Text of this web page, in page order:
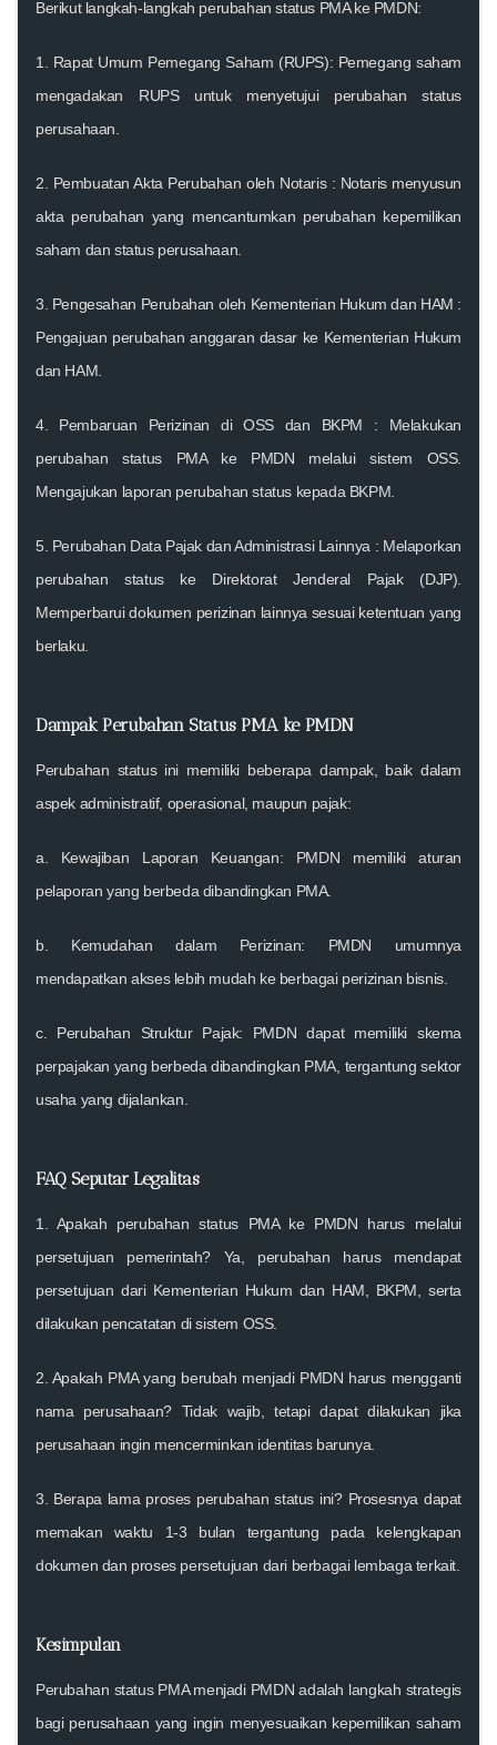
Berikut langkah-langkah perubahan status PMA ke PMDN:
1. Rapat Umum Pemegang Saham (RUPS): Pemegang saham
mengadakan RUPS untuk menyetujui perubahan status
perusahaan.
2. Pembuatan Akta Perubahan oleh Notaris: Notaris menyusun
akta perubahan yang mencantumkan perubahan kepemilikan
saham dan status perusahaan.
3. Pengesahan Perubahan oleh Kementerian Hukum dan HAM :
Pengajuan perubahan anggaran dasar ke Kementerian Hukum
dan HAM.
4. Pembaruan Perizinan di OSS dan BKPM : Melakukan
perubahan status PMA ke PMDN melalui sistem OSS.
Mengajukan laporan perubahan status kepada BKPM.
5. Perubahan Data Pajak dan Administrasi Lainnya : Melaporkan
perubahan status ke Direktorat Jenderal Pajak (DJP).
Memperbarui dokumen perizinan lainnya sesuai ketentuan yang
berlaku.
Dampak Perubahan Status PMA ke PMDN
Perubahan status ini memiliki beberapa dampak, baik dalam
aspek administratif, operasional, maupun pajak:
a. Kewajiban Laporan Keuangan: PMDN memiliki aturan
pelaporan yang berbeda dibandingkan PMA.
b. Kemudahan dalam Perizinan: PMDN umumnya
mendapatkan akses lebih mudah ke berbagai perizinan bisnis.
c. Perubahan Struktur Pajak: PMDN dapat memiliki skema
perpajakan yang berbeda dibandingkan PMA, tergantung sektor
usaha yang dijalankan.
FAQ Seputar Legalitas
1. Apakah perubahan status PMA ke PMDN harus melalui
persetujuan pemerintah?Ya, perubahan harus mendapat
persetujuan dari Kementerian Hukum dan HAM, BKPM, serta
dilakukan pencatatan di sistem OSS.
2. Apakah PMA yang berubah menjadi PMDN harus mengganti
nama perusahaan?Tidak wajib, tetapi dapat dilakukan jika
perusahaan ingin mencerminkan identitas barunya.
3. Berapa lama proses perubahan status ini?Prosesnya dapat
memakan waktu 1-3 bulan tergantung pada kelengkapan
dokumen dan proses persetujuan dari berbagai lembaga terkait.
Kesimpulan
Perubahan status PMA menjadi PMDN adalah langkah strategis
bagi perusahaan yang ingin menyesuaikan kepemilikan saham